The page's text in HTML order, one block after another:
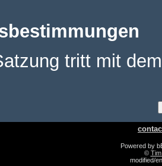
tritt mit
Powered by
©
modified/